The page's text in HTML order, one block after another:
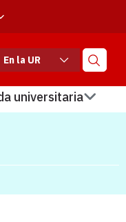
En la UR
universitaria